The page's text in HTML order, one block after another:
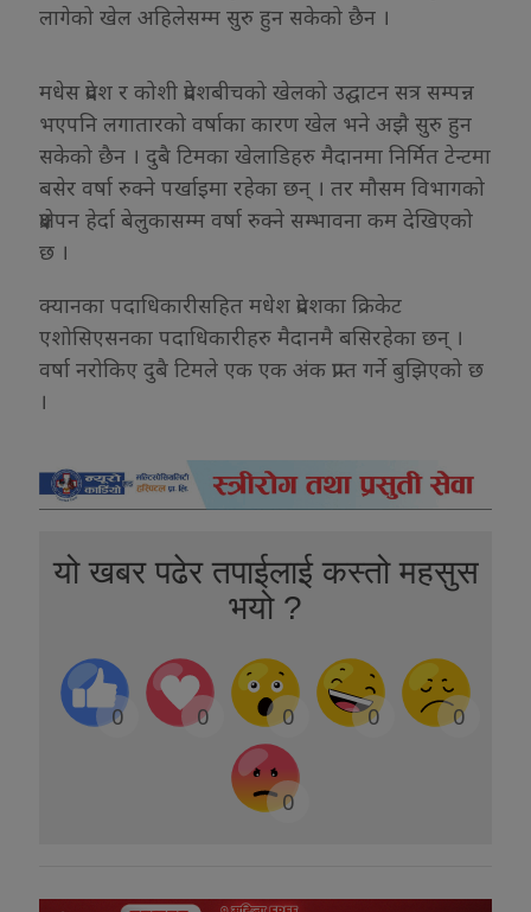
लागेको खेल अहिलेसम्म सुरु हुन सकेको छैन ।
मधेस प्रदेश र कोशी प्रदेशबीचको खेलको उद्घाटन सत्र सम्पन्न
भएपनि लगातारको वर्षाका कारण खेल भने अझै सुरु हुन
सकेको छैन । दुबै टिमका खेलाडिहरु मैदानमा निर्मित टेन्टमा
बसेर वर्षा रुक्ने पर्खाइमा रहेका छन् । तर मौसम विभागको
प्रक्षेपन हेर्दा बेलुकासम्म वर्षा रुक्ने सम्भावना कम देखिएको
छ ।
क्यानका पदाधिकारीसहित मधेश प्रदेशका क्रिकेट
एशोसिएसनका पदाधिकारीहरु मैदानमै बसिरहेका छन् ।
वर्षा नरोकिए दुबै टिमले एक एक अंक प्राप्त गर्ने बुझिएको छ
।
यो खबर पढेर तपाईलाई कस्तो महसुस
भयो ?
0 0 0 0 0
0